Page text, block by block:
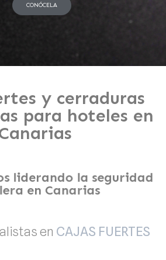
CONÓCELA
y cerraduras
para hoteles en
liderando la seguridad
en Canarias
en CAJAS FUERTES